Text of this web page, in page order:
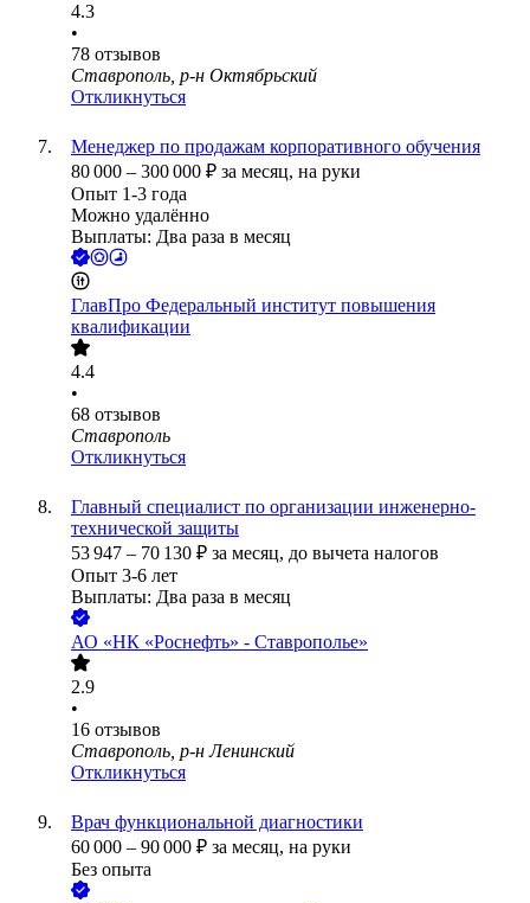
4.3
•
78 отзывов
Ставрополь, р-н Октябрьский
Откликнуться
Менеджер по продажам корпоративного обучения
80 000 – 300 000 ₽ за месяц, на руки
Опыт 1-3 года
Можно удалённо
Выплаты: Два раза в месяц
ГлавПро Федеральный институт повышения
квалификации
4.4
•
68 отзывов
Ставрополь
Откликнуться
Главный специалист по организации инженерно-
технической защиты
53 947 – 70 130 ₽ за месяц, до вычета налогов
Опыт 3-6 лет
Выплаты: Два раза в месяц
АО «НК «Роснефть» - Ставрополье»
2.9
•
16 отзывов
Ставрополь, р-н Ленинский
Откликнуться
Врач функциональной диагностики
60 000 – 90 000 ₽ за месяц, на руки
Без опыта